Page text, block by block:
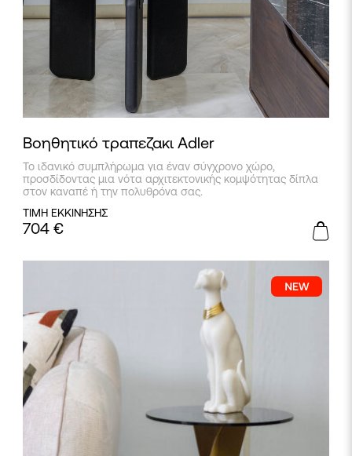
Βοηθητικό τραπεζακι Adler
Το ιδανικό συμπλήρωμα για έναν σύγχρονο χώρο,
προσδίδοντας μια νότα αρχιτεκτονικής κομψότητας δίπλα
στον καναπέ ή την πολυθρόνα σας.
ΤΙΜΗ ΕΚΚΙΝΗΣΗΣ
704 €